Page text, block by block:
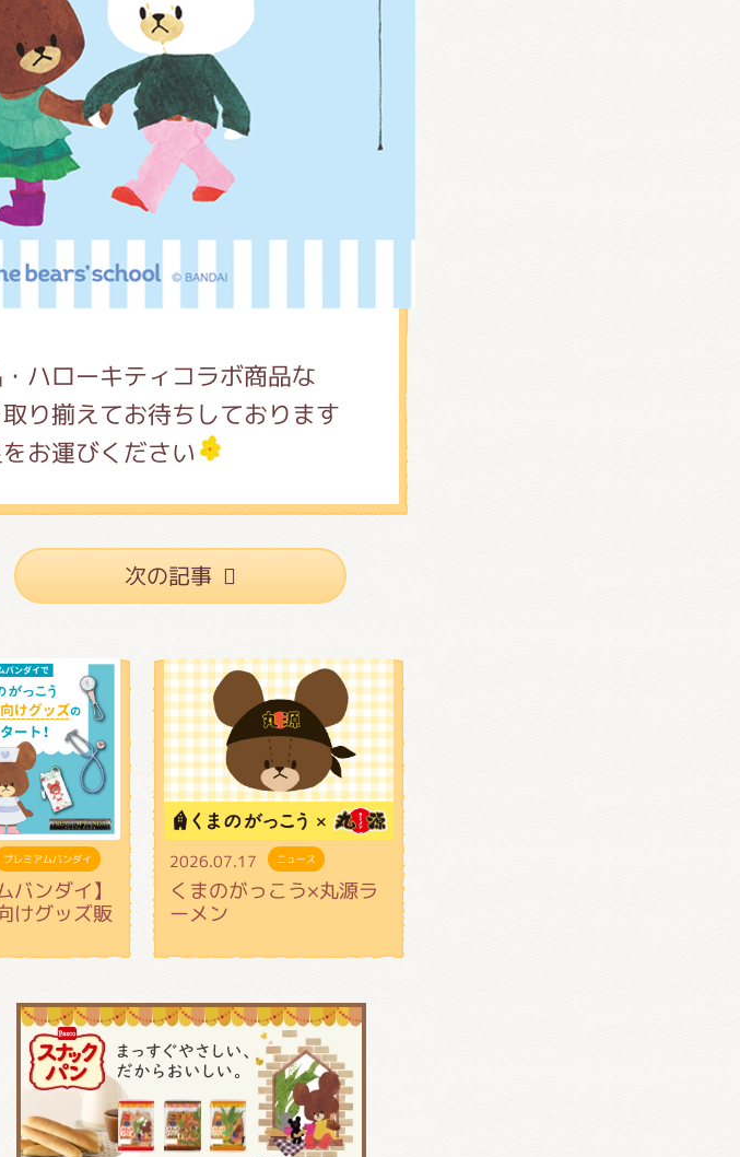
ハローキティコラボ商品な
り揃えてお待ちしております
お運びください
次の記事
プレミアムバンダイ
バンダイ】
けグッズ販
2026.07.17 ニュース
くまのがっこう×丸源ラ
ーメン